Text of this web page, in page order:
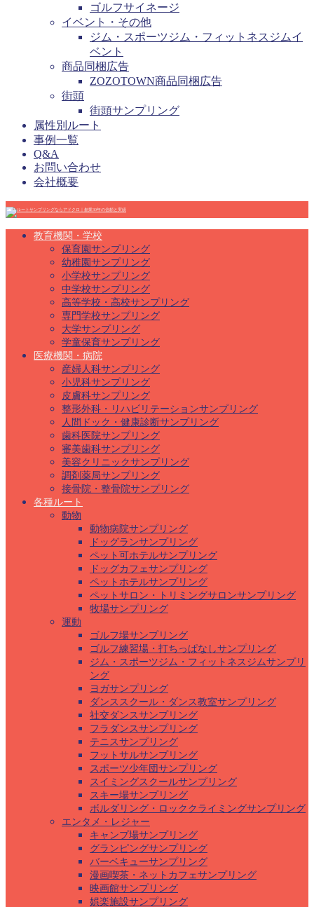
ゴルフサイネージ
イベント・その他
ジム・スポーツジム・フィットネスジムイ
ベント
商品同梱広告
ZOZOTOWN商品同梱広告
街頭
街頭サンプリング
属性別ルート
事例一覧
Q&A
お問い合わせ
会社概要
教育機関・学校
保育園サンプリング
幼稚園サンプリング
小学校サンプリング
中学校サンプリング
高等学校・高校サンプリング
専門学校サンプリング
大学サンプリング
学童保育サンプリング
医療機関・病院
産婦人科サンプリング
小児科サンプリング
皮膚科サンプリング
整形外科・リハビリテーションサンプリング
人間ドック・健康診断サンプリング
歯科医院サンプリング
審美歯科サンプリング
美容クリニックサンプリング
調剤薬局サンプリング
接骨院・整骨院サンプリング
各種ルート
動物
動物病院サンプリング
ドッグランサンプリング
ペット可ホテルサンプリング
ドッグカフェサンプリング
ペットホテルサンプリング
ペットサロン・トリミングサロンサンプリング
牧場サンプリング
運動
ゴルフ場サンプリング
ゴルフ練習場・打ちっぱなしサンプリング
ジム・スポーツジム・フィットネスジムサンプリ
ング
ヨガサンプリング
ダンススクール・ダンス教室サンプリング
社交ダンスサンプリング
フラダンスサンプリング
テニスサンプリング
フットサルサンプリング
スポーツ少年団サンプリング
スイミングスクールサンプリング
スキー場サンプリング
ボルダリング・ロッククライミングサンプリング
エンタメ・レジャー
キャンプ場サンプリング
グランピングサンプリング
バーベキューサンプリング
漫画喫茶・ネットカフェサンプリング
映画館サンプリング
娯楽施設サンプリング